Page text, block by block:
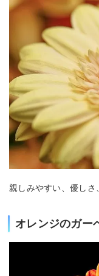
親しみやすい、優しさ
オレンジのガー